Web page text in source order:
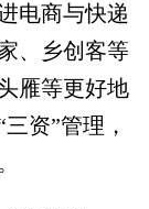
电商与快递
、乡创客等
雁等更好地
资”管理，